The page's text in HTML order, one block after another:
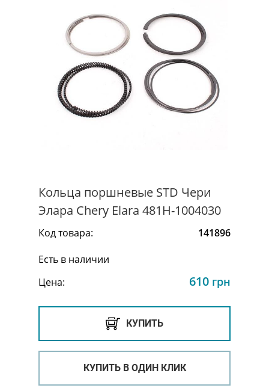
Кольца поршневые STD Чери
Элара Chery Elara 481H-1004030
Код товара:
141896
Есть в наличии
Цена:
610 грн
КУПИТЬ
КУПИТЬ В ОДИН КЛИК